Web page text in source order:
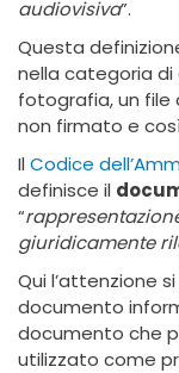
audiovisiva”.
Questa
nella categoria
fotografia, un file
non firmato e
Il Codice
definisce il
“
giuridicamente
Qui l’attenzione
documento
documento che
utilizzato come